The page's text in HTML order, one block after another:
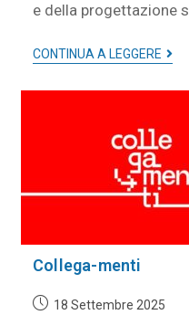
e della progettazione
CONTINUA A LEGGERE
Collega-menti
18 Settembre 2025